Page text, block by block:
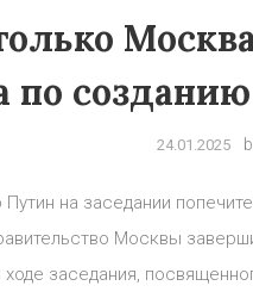
по
24.01.2025
на заседании
Москвы
заседания,